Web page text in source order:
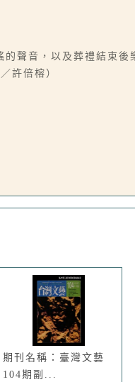
聲音，以及葬禮結束後
許倍榕）
期刊名稱：臺灣文藝
104期副...